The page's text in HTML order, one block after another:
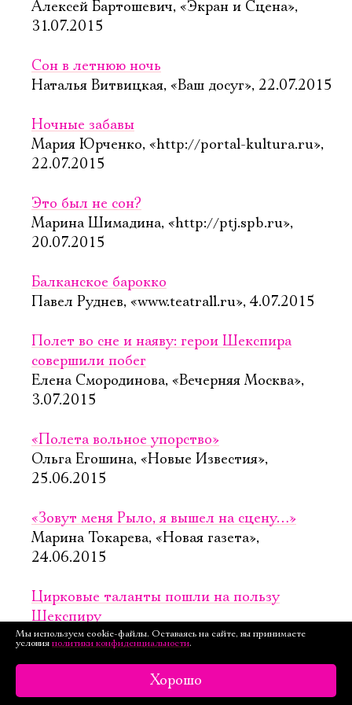
Алексей Бартошевич, «Экран и Сцена»,
31.07.2015
Сон в летнюю ночь
Наталья Витвицкая, «Ваш досуг», 22.07.2015
Ночные забавы
Мария Юрченко, «http://portal-kultura.ru»,
22.07.2015
Это был не сон?
Марина Шимадина, «http://ptj.spb.ru»,
20.07.2015
Балканское барокко
Павел Руднев, «www.teatrall.ru», 4.07.2015
Полет во сне и наяву: герои Шекспира
совершили побег
Елена Смородинова, «Вечерняя Москва»,
3.07.2015
«Полета вольное упорство»
Ольга Егошина, «Новые Известия»,
25.06.2015
«Зовут меня Рыло, я вышел на сцену…»
Марина Токарева, «Новая газета»,
24.06.2015
Цирковые таланты пошли на пользу
Шекспиру
Григорий Заславский, «Независимая газета»,
Русские вопросы
Мы используем cookie-файлы. Оставаясь на сайте, вы принимаете
условия политики конфиденциальности.
Хорошо